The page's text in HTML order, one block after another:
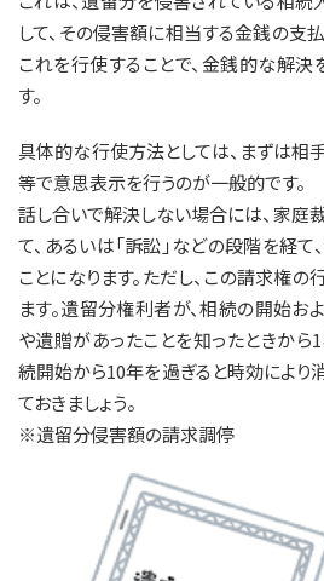
して、その侵害額に相当する金銭の支
これを行使することで、金銭的な解決
す。
具体的な行使方法としては、まずは相
等で意思表示を行うのが一般的です。
話し合いで解決しない場合には、家庭
て、あるいは「訴訟」などの段階を経
ことになります。ただし、この請求権
ます。遺留分権利者が、相続の開始
や遺贈があったことを知ったときから
続開始から10年を過ぎると時効により
ておきましょう。
※遺留分侵害額の請求調停